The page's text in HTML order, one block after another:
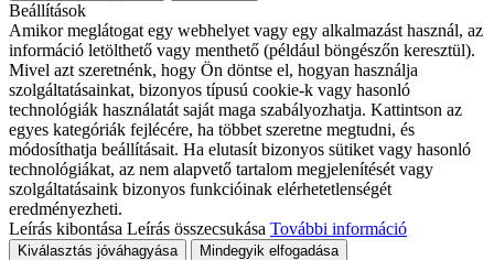
Beállítások
Amikor meglátogat egy webhelyet vagy egy alkalmazást használ, az
információ letölthető vagy menthető (például böngészőn keresztül).
Mivel azt szeretnénk, hogy Ön döntse el, hogyan használja
szolgáltatásainkat, bizonyos típusú cookie-k vagy hasonló
technológiák használatát saját maga szabályozhatja. Kattintson az
egyes kategóriák fejlécére, ha többet szeretne megtudni, és
módosíthatja beállításait. Ha elutasít bizonyos sütiket vagy hasonló
technológiákat, az nem alapvető tartalom megjelenítését vagy
szolgáltatásaink bizonyos funkcióinak elérhetetlenségét
eredményezheti.
Leírás kibontása Leírás összecsukása További információ
Kiválasztás jóváhagyása
Mindegyik elfogadása